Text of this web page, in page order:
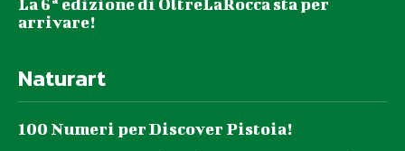
La 6ª edizione di OltreLaRocca sta per
arrivare!
Naturart
100 Numeri per Discover Pistoia!